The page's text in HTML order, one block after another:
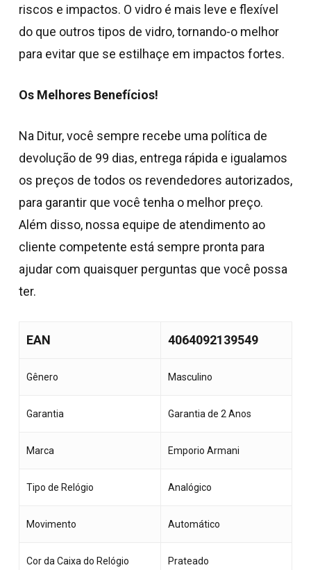
Nenhum produto no
carrinho.
Go To Shop
riscos e impactos. O vidro é mais leve e flexível
do que outros tipos de vidro, tornando-o melhor
para evitar que se estilhaçe em impactos fortes.
Os Melhores Benefícios!
Na Ditur, você sempre recebe uma política de
devolução de 99 dias, entrega rápida e igualamos
os preços de todos os revendedores autorizados,
para garantir que você tenha o melhor preço.
Além disso, nossa equipe de atendimento ao
cliente competente está sempre pronta para
ajudar com quaisquer perguntas que você possa
ter.
EAN 4064092139549
Gênero Masculino
Garantia Garantia de 2 Anos
Marca Emporio Armani
Tipo de Relógio Analógico
Movimento Automático
Cor da Caixa do Relógio Prateado